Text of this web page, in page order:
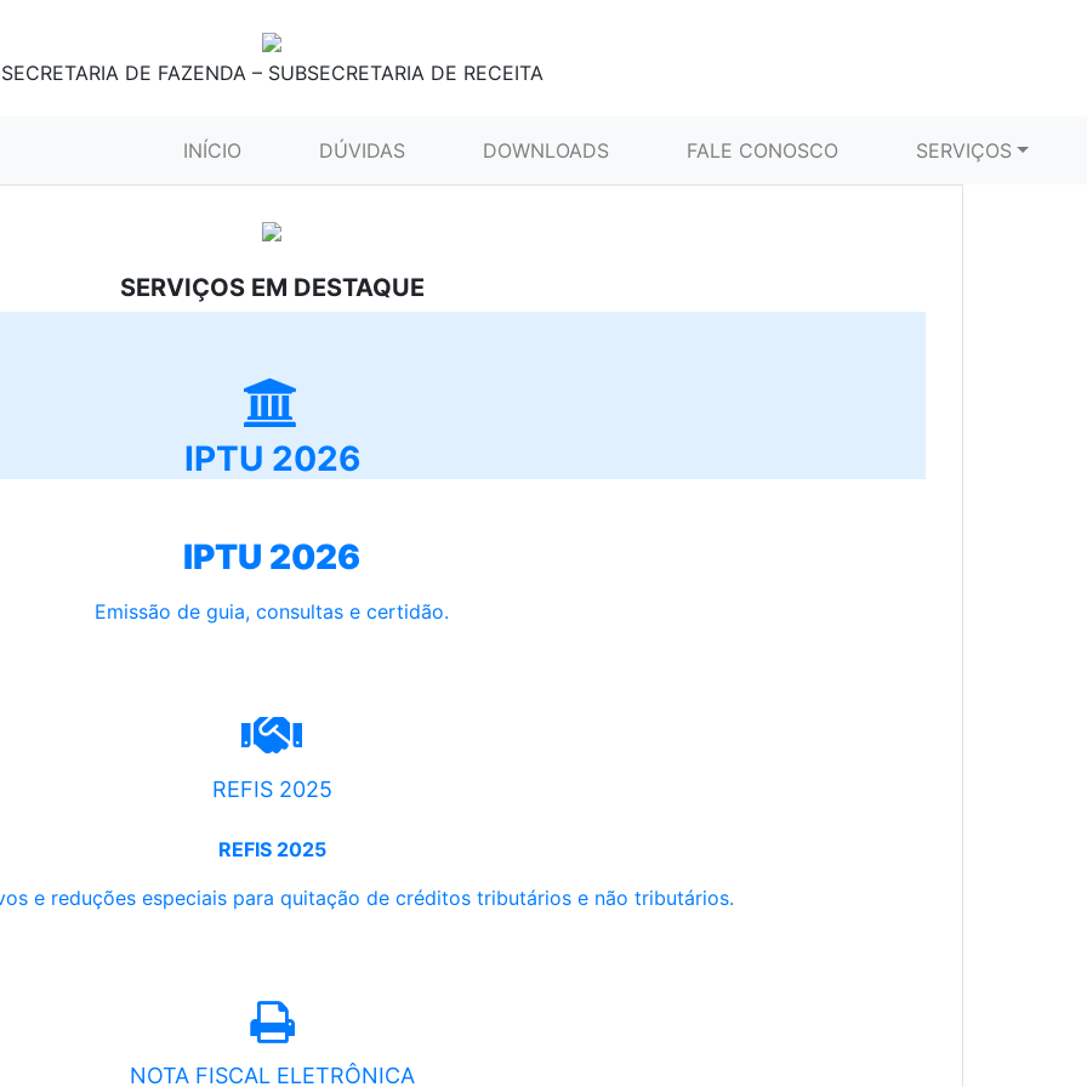
SECRETARIA DE FAZENDA – SUBSECRETARIA DE RECEITA
INÍCIO (CURRENT)DÚVIDAS DOWNLOADS FALE CONOSCO SERVIÇOS
SERVIÇOS EM DESTAQUE
IPTU 2026
IPTU 2026
Emissão de guia, consultas e certidão.
REFIS 2025
REFIS 2025
e reduções especiais para quitação de créditos tributários e não tributários.
NOTA FISCAL ELETRÔNICA